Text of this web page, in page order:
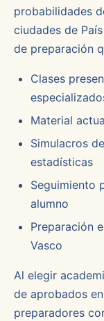
probabilidades
ciudades de
de preparación
Clases
Material
Simulacros
estadísticas
Seguimiento
alumno
Preparación
Vasco
Al elegir
de aprobados
preparadores